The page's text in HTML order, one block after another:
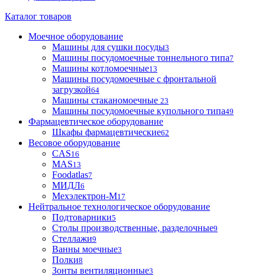
Каталог товаров
Моечное оборудование
Машины для сушки посуды3
Машины посудомоечные тоннельного типа7
Машины котломоечные13
Машины посудомоечные с фронтальной
загрузкой64
Машины стаканомоечные 23
Машины посудомоечные купольного типа49
Фармацевтическое оборудование
Шкафы фармацевтические62
Весовое оборудование
CAS16
MAS13
Foodatlas7
МИДЛ6
Мехэлектрон-М17
Нейтральное технологическое оборудование
Подтоварники5
Столы производственные, разделочные9
Стеллажи9
Ванны моечные3
Полки8
Зонты вентиляционные3